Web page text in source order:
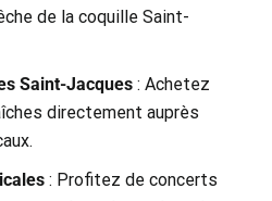
de la coquille Saint-
Saint-Jacques : Achetez
directement auprès
: Profitez de concerts